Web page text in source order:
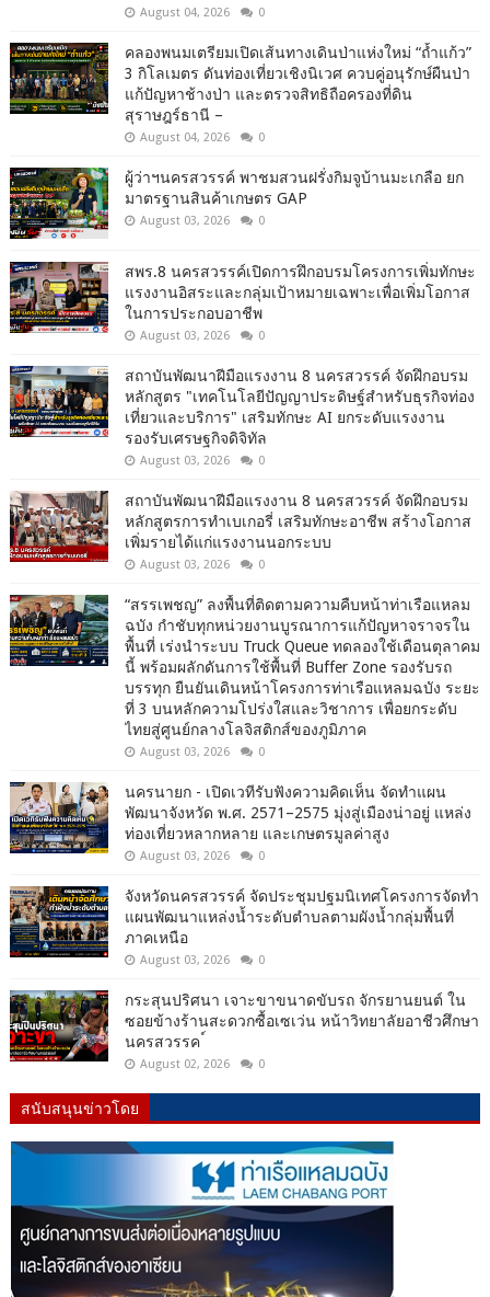
August 04, 2026 0
คลองพนมเตรียมเปิดเส้นทางเดินป่าแห่งใหม่ “ถ้ำแก้ว”
3 กิโลเมตร ดันท่องเที่ยวเชิงนิเวศ ควบคู่อนุรักษ์ผืนป่า
แก้ปัญหาช้างป่า และตรวจสิทธิถือครองที่ดิน
สุราษฎร์ธานี –
August 04, 2026 0
ผู้ว่าฯนครสวรรค์ พาชมสวนฝรั่งกิมจูบ้านมะเกลือ ยก
มาตรฐานสินค้าเกษตร GAP
August 03, 2026 0
สพร.8 นครสวรรค์เปิดการฝึกอบรมโครงการเพิ่มทักษะ
แรงงานอิสระและกลุ่มเป้าหมายเฉพาะเพื่อเพิ่มโอกาส
ในการประกอบอาชีพ
August 03, 2026 0
สถาบันพัฒนาฝีมือแรงงาน 8 นครสวรรค์ จัดฝึกอบรม
หลักสูตร "เทคโนโลยีปัญญาประดิษฐ์สำหรับธุรกิจท่อง
เที่ยวและบริการ" เสริมทักษะ AI ยกระดับแรงงาน
รองรับเศรษฐกิจดิจิทัล
August 03, 2026 0
สถาบันพัฒนาฝีมือแรงงาน 8 นครสวรรค์ จัดฝึกอบรม
หลักสูตรการทำเบเกอรี่ เสริมทักษะอาชีพ สร้างโอกาส
เพิ่มรายได้แก่แรงงานนอกระบบ
August 03, 2026 0
“สรรเพชญ” ลงพื้นที่ติดตามความคืบหน้าท่าเรือแหลม
ฉบัง กำชับทุกหน่วยงานบูรณาการแก้ปัญหาจราจรใน
พื้นที่ เร่งนำระบบ Truck Queue ทดลองใช้เดือนตุลาคม
นี้ พร้อมผลักดันการใช้พื้นที่ Buffer Zone รองรับรถ
บรรทุก ยืนยันเดินหน้าโครงการท่าเรือแหลมฉบัง ระยะ
ที่ 3 บนหลักความโปร่งใสและวิชาการ เพื่อยกระดับ
ไทยสู่ศูนย์กลางโลจิสติกส์ของภูมิภาค
August 03, 2026 0
นครนายก - เปิดเวทีรับฟังความคิดเห็น จัดทำแผน
พัฒนาจังหวัด พ.ศ. 2571–2575 มุ่งสู่เมืองน่าอยู่ แหล่ง
ท่องเที่ยวหลากหลาย และเกษตรมูลค่าสูง
August 03, 2026 0
จังหวัดนครสวรรค์ จัดประชุมปฐมนิเทศโครงการจัดทำ
แผนพัฒนาแหล่งน้ำระดับตำบลตามผังน้ำกลุ่มพื้นที่
ภาคเหนือ
August 03, 2026 0
กระสุนปริศนา เจาะขาขนาดขับรถ จักรยานยนต์ ใน
ซอยข้างร้านสะดวกซื้อเซเว่น หน้าวิทยาลัยอาชีวศึกษา
นครสวรรค ์
August 02, 2026 0
สนับสนุนข่าวโดย